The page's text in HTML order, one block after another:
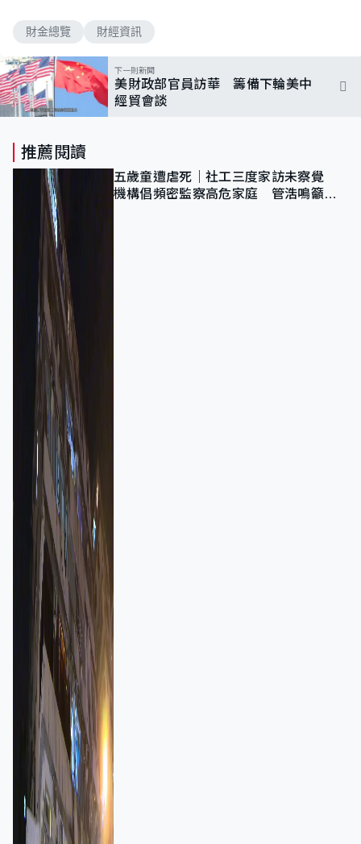
財金總覽 財經資訊
下一則新聞
美財政部官員訪華 籌備下輪美中
經貿會談
推薦閱讀
五歲童遭虐死｜社工三度家訪未察覺
機構倡頻密監察高危家庭 管浩鳴籲加